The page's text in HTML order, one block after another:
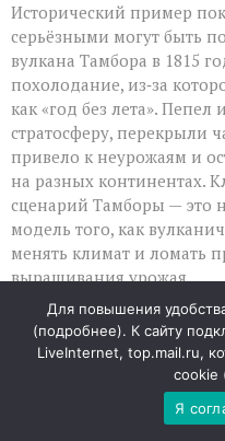
Исторический пример
серьёзными могут быть
вулкана Тамбора в 1815
похолодание, из‑за
как «год без лета».
стратосферу, перекрыли
привело к неурожаям и
на разных континентах.
сценарий Тамборы — это
модель того, как
менять климат и ломать
выращивания урожая.
Цепная реакция: от
Если супервулкан вроде
извержение, эффект
локальных разрушений.
Для повышения
(подробнее). К сайту
LiveInternet, top.mail.ru,
cookie
Я